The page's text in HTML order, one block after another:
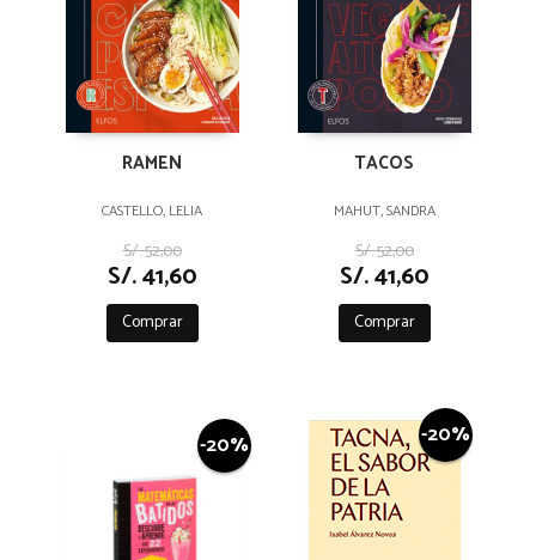
RAMEN
CASTELLO, LELIA
S/. 52,00
S/. 41,60
Comprar
TACOS
MAHUT, SANDRA
S/. 52,00
S/. 41,60
Comprar
-20% -20%